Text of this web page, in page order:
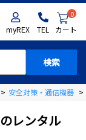
myREX TEL
0
カート
> 安全対策・通信機器 >
のレンタル